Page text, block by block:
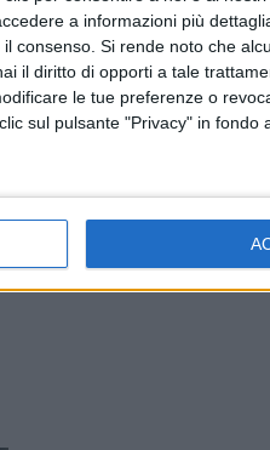
a informazioni più
consenso. Si rende noto che
il diritto di opporti a tale
le tue preferenze o
sul pulsante "Privacy" in fondo
fra tutte mamma Orsola.
, rassegna letteraria che apre
personaggi e trame dei film.